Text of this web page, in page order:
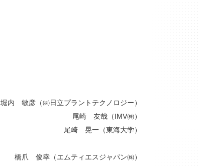
堀内 敏彦（㈱日立プラントテクノロジー）
尾崎 友哉（IMV㈱）
尾崎 晃一（東海大学）
橋爪 俊幸（エムティエスジャパン㈱）